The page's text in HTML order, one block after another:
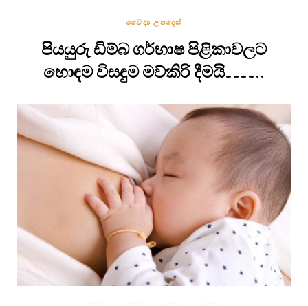
වෛද්‍ය උපදෙස්
පියයුරු ඩිම්බ ගර්භාෂ පිළිකාවලට
හොඳම විසඳුම මව්කිරි දීමයි…………..